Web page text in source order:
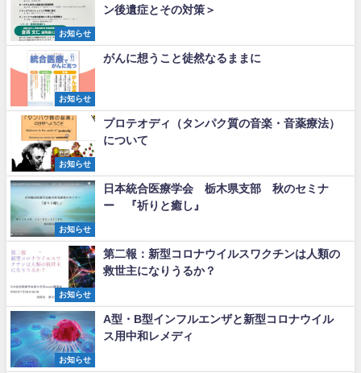
お知らせ
ン後遺症とその対策＞
お知らせ
がんに想うこと徒然なるままに
お知らせ
プロテオディ（タンパク質の音楽・音薬療法）
について
お知らせ
日本統合医療学会 栃木県支部 秋のセミナ
ー 『祈りと癒し』
お知らせ
第二報：新型コロナウイルスワクチンは人類の
救世主になりうるか？
お知らせ
A型・B型インフルエンザと新型コロナウイル
ス用中和レメディ